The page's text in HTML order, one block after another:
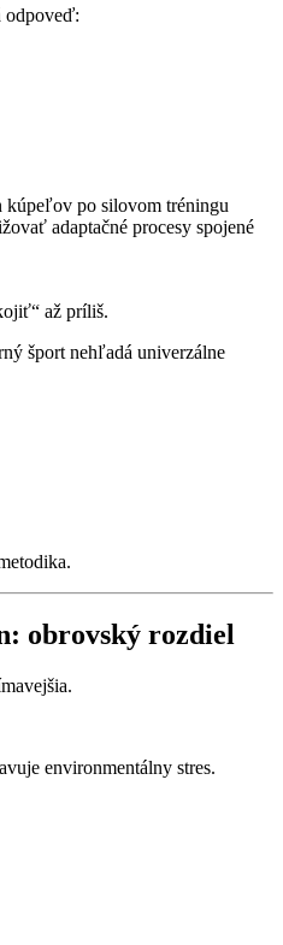
odpoveď:
kúpeľov po silovom tréningu
adaptačné procesy spojené
až príliš.
šport nehľadá univerzálne
obrovský rozdiel
environmentálny stres.